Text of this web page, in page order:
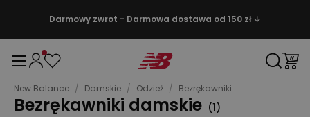
Darmowy zwrot - Darmowa dostawa od 150 zł ↓
New Balance / Damskie / Odzież / Bezrękawniki
Bezrękawniki damskie (1)